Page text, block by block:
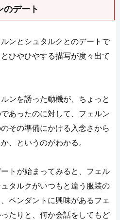
のデート
ンとシュタルクとのデートで
ひやひやする描写が度々出て
ンを誘った動機が、ちょっと
あったのに対して、フェルン
その準備にかける入念さから
、というのがわかる。
トが始まってみると、フェル
タルクがいつもと違う服装の
ペンダントに興味があるフェ
たりと、何か会話をしてもど